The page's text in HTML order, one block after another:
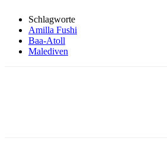
Schlagworte
Amilla Fushi
Baa-Atoll
Malediven